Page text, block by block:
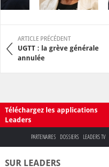
ARTICLE PRÉCÉDENT
UGTT : la grève générale
annulée
Téléchargez les applications
Leaders
PARTENAIRES DOSSIERS LEADERS TV
SUR LEADERS